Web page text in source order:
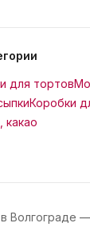
для тортов
Коробки
какао
Волгограде